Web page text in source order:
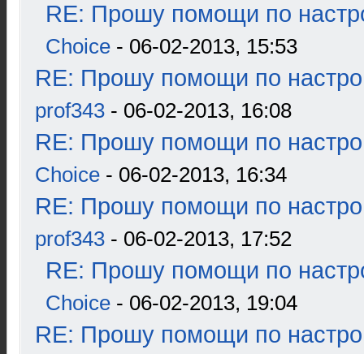
RE: Прошу помощи по
Choice - 06-02-2013, 15:53
RE: Прошу помощи по
prof343 - 06-02-2013, 16:08
RE: Прошу помощи по
Choice - 06-02-2013, 16:34
RE: Прошу помощи по
prof343 - 06-02-2013, 17:52
RE: Прошу помощи по
Choice - 06-02-2013, 19:04
RE: Прошу помощи по